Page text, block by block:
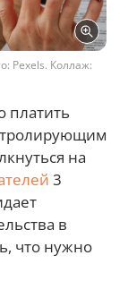
Pexels. Коллаж:
платить
на
3
в
что нужно